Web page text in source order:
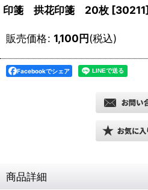
印箋 拱花印箋 20枚 [30211]
販売価格: 1,100円(税込)
Facebookでシェア
商品詳細